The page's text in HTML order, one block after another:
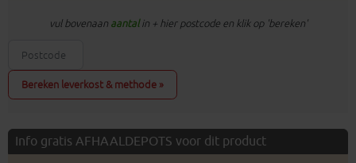
vul bovenaan aantalin + hier postcode en klik op 'bereken'
Bereken leverkost & methode »
Info gratis AFHAALDEPOTS voor dit product